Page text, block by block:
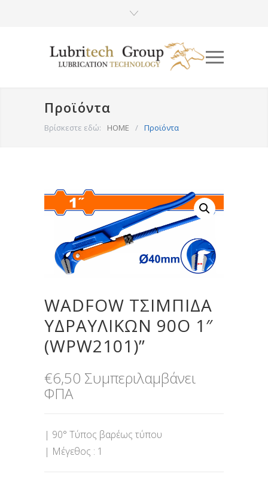
Προϊόντα
Βρίσκεστε εδώ: HOME / Προϊόντα
WADFOW ΤΣΙΜΠΙΔΑ
ΥΔΡΑΥΛΙΚΩΝ 90Ο 1″
(WPW2101)”
€6,50 Συμπεριλαμβάνει
ΦΠΑ
| 90° Τύπος βαρέως τύπου
| Μέγεθος : 1